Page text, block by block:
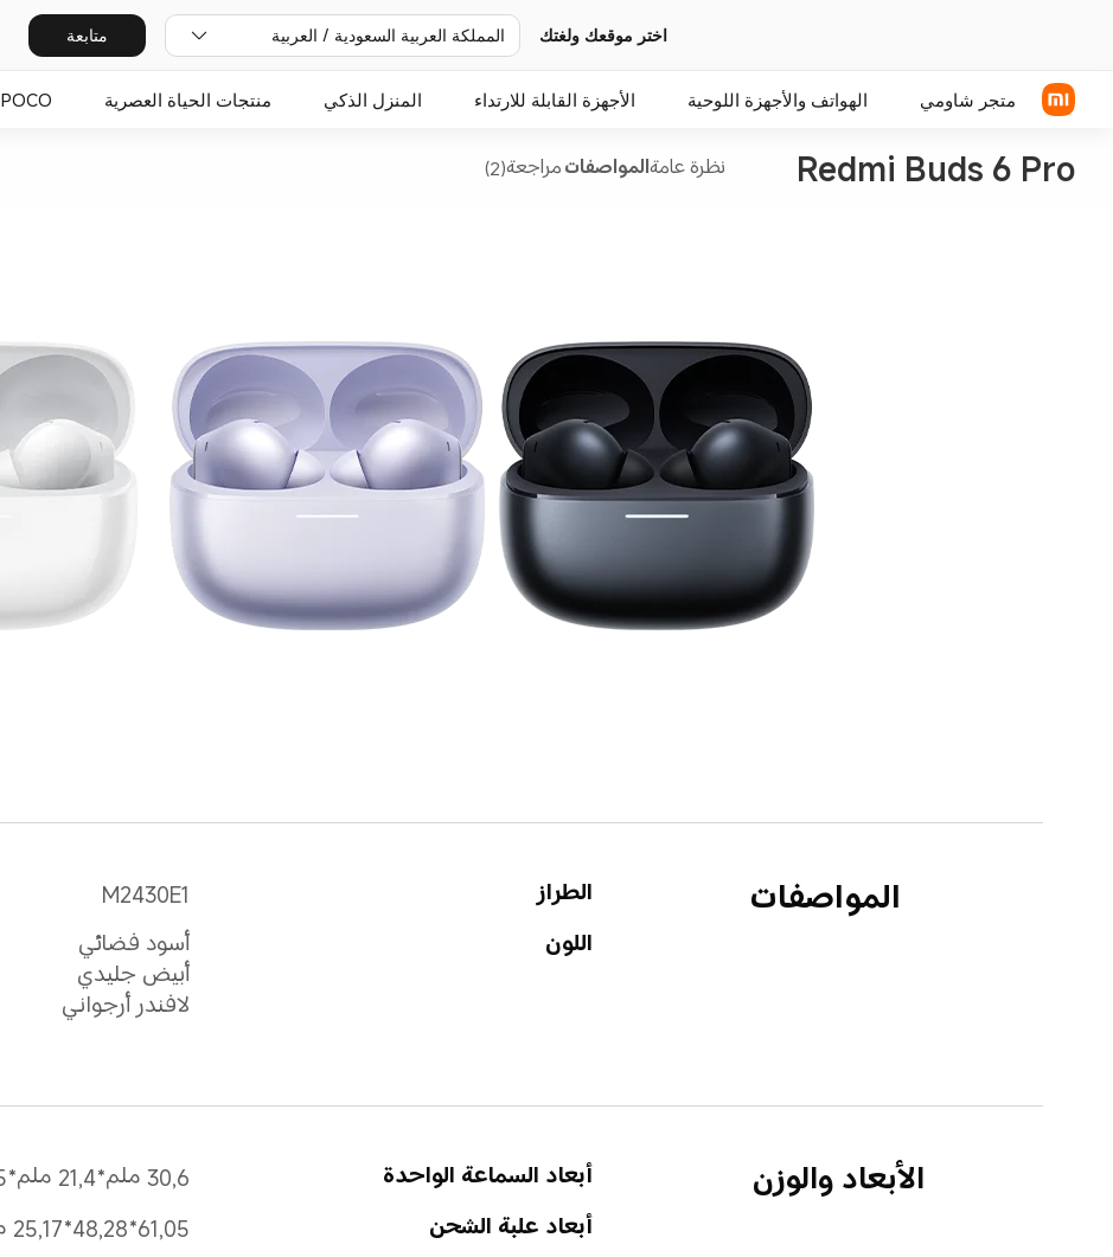
اختر موقعك ولغتك المملكة العربية السعودية / العربية متابعة
متجر شاومي الهواتف والأجهزة اللوحية الأجهزة القابلة للارتداء المنزل الذكي منتجات الحياة العصرية POCO
Redmi Buds 6 Pro نظرة عامةالمواصفات مراجعة(2)
المواصفات الطراز
M2430E1
اللون
أسود فضائي
أبيض جليدي
لافندر أرجواني
الأبعاد والوزن أبعاد السماعة الواحدة
30,6 ملم*21,4 ملم*24,5 ملم
أبعاد علبة الشحن
61,05*48,28*25,17 ملم